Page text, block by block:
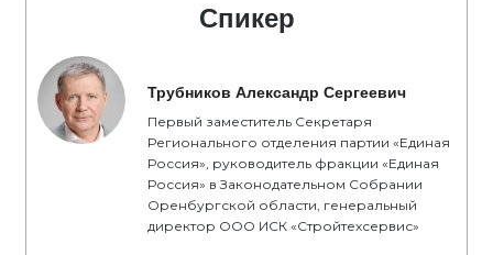
Спикер
Трубников Александр Сергеевич
Первый заместитель Секретаря
Регионального отделения партии «Единая
Россия», руководитель фракции «Единая
Россия» в Законодательном Собрании
Оренбургской области, генеральный
директор ООО ИСК «Стройтехсервис»